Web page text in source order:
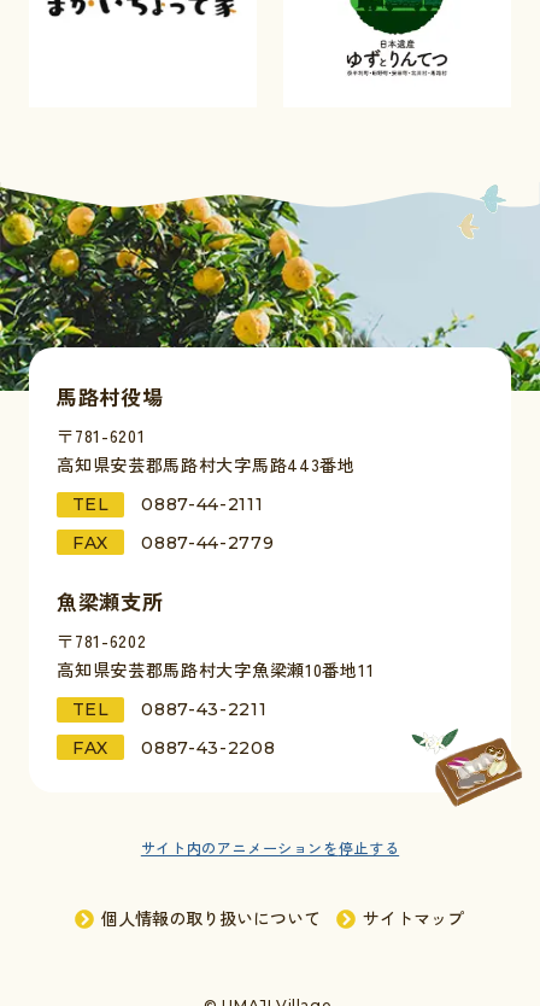
馬路村役場
〒781-6201
高知県安芸郡馬路村大字馬路443番地
TEL
0887-44-2111
FAX
0887-44-2779
魚梁瀬支所
〒781-6202
高知県安芸郡馬路村大字魚梁瀬10番地11
TEL
0887-43-2211
FAX
0887-43-2208
サイト内のアニメーションを停止する
個人情報の取り扱いについて サイトマップ